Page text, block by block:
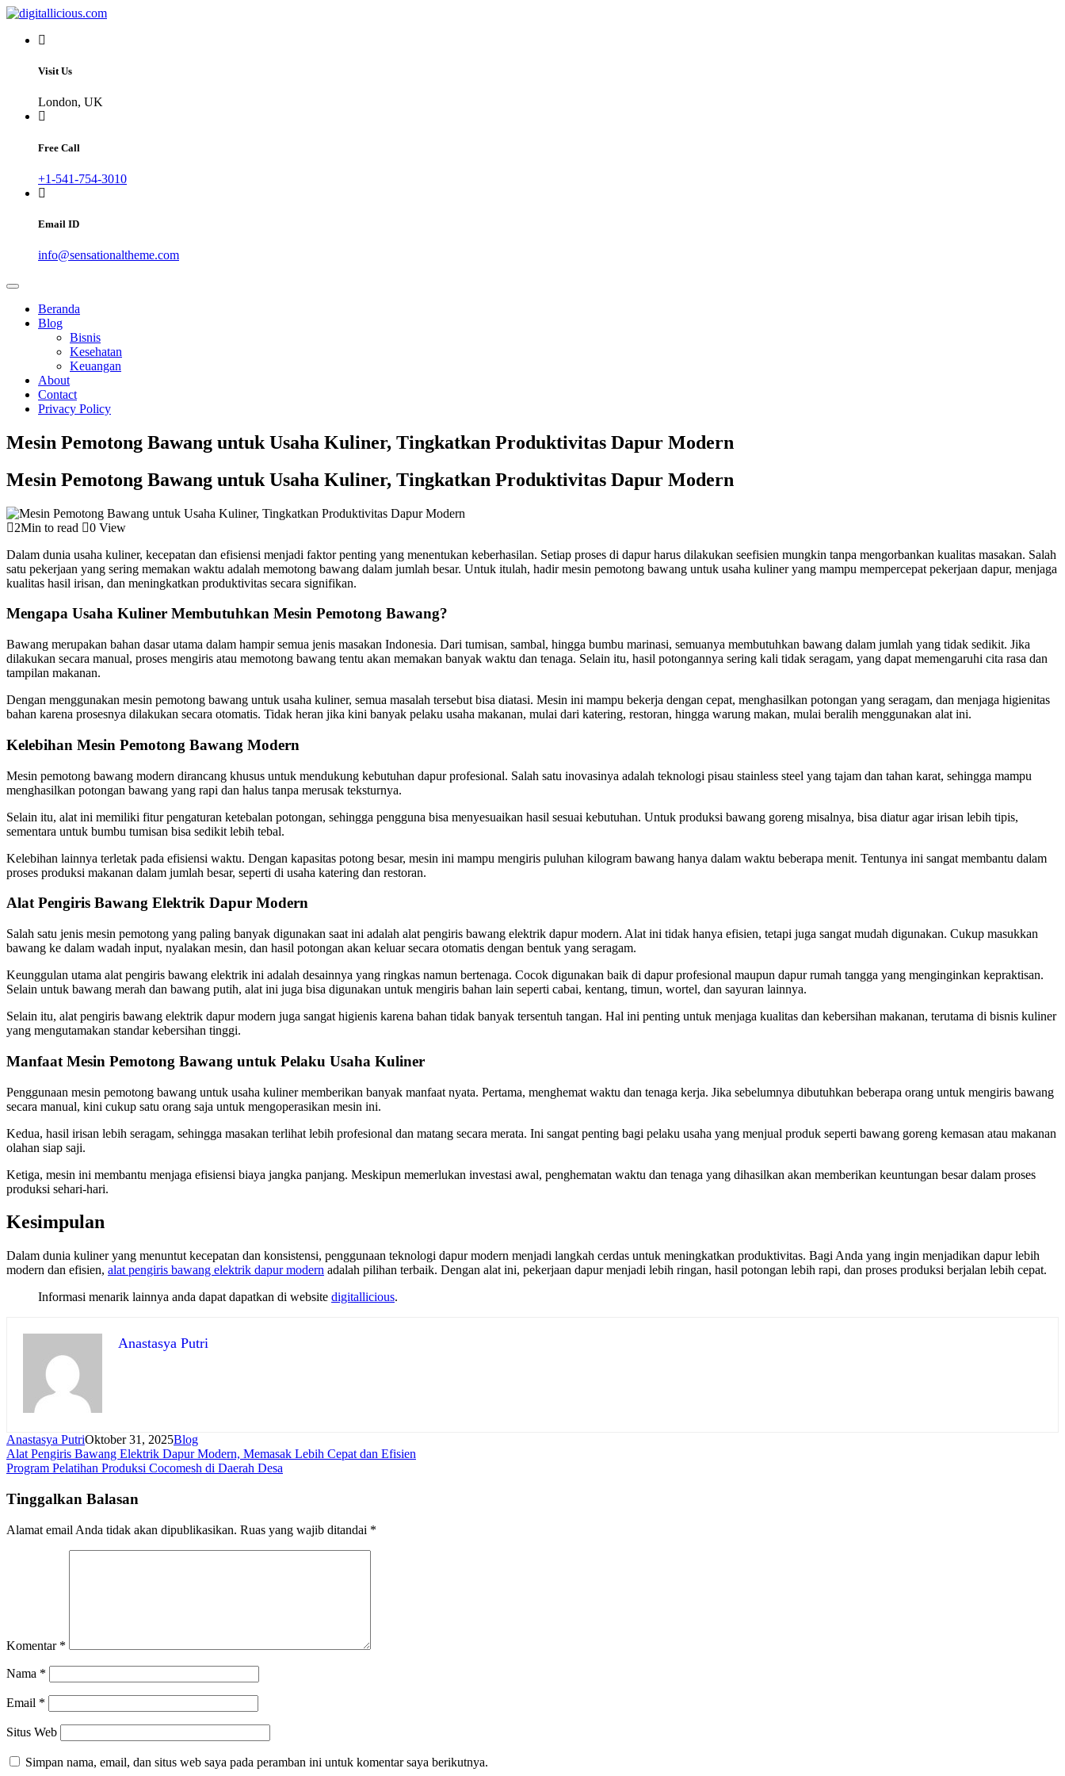
Skip
content
digitallicious.com
Sharing Digital Information
Visit Us
London, UK
Free Call
+1-541-754-3010
Email ID
info@sensationaltheme.com
Beranda
Blog
Bisnis
Kesehatan
Keuangan
About
Contact
Privacy Policy
Mesin Pemotong Bawang untuk Usaha Kuliner, Tingkatkan Produktivitas Dapur Modern
Mesin Pemotong Bawang untuk Usaha Kuliner, Tingkatkan Produktivitas Dapur Modern
2Min to read
0 View
Dalam dunia usaha kuliner, kecepatan dan efisiensi menjadi faktor penting yang menentukan keberhasilan. Setiap proses di dapur harus dilakukan seefisien mungkin tanpa mengorbankan kualitas masakan. Salah
satu pekerjaan yang sering memakan waktu adalah memotong bawang dalam jumlah besar. Untuk itulah, hadir mesin pemotong bawang untuk usaha kuliner yang mampu mempercepat pekerjaan dapur, menjaga
kualitas hasil irisan, dan meningkatkan produktivitas secara signifikan.
Mengapa Usaha Kuliner Membutuhkan Mesin Pemotong Bawang?
Bawang merupakan bahan dasar utama dalam hampir semua jenis masakan Indonesia. Dari tumisan, sambal, hingga bumbu marinasi, semuanya membutuhkan bawang dalam jumlah yang tidak sedikit. Jika
dilakukan secara manual, proses mengiris atau memotong bawang tentu akan memakan banyak waktu dan tenaga. Selain itu, hasil potongannya sering kali tidak seragam, yang dapat memengaruhi cita rasa dan
tampilan makanan.
Dengan menggunakan mesin pemotong bawang untuk usaha kuliner, semua masalah tersebut bisa diatasi. Mesin ini mampu bekerja dengan cepat, menghasilkan potongan yang seragam, dan menjaga higienitas
bahan karena prosesnya dilakukan secara otomatis. Tidak heran jika kini banyak pelaku usaha makanan, mulai dari katering, restoran, hingga warung makan, mulai beralih menggunakan alat ini.
Kelebihan Mesin Pemotong Bawang Modern
Mesin pemotong bawang modern dirancang khusus untuk mendukung kebutuhan dapur profesional. Salah satu inovasinya adalah teknologi pisau stainless steel yang tajam dan tahan karat, sehingga mampu
menghasilkan potongan bawang yang rapi dan halus tanpa merusak teksturnya.
Selain itu, alat ini memiliki fitur pengaturan ketebalan potongan, sehingga pengguna bisa menyesuaikan hasil sesuai kebutuhan. Untuk produksi bawang goreng misalnya, bisa diatur agar irisan lebih tipis,
sementara untuk bumbu tumisan bisa sedikit lebih tebal.
Kelebihan lainnya terletak pada efisiensi waktu. Dengan kapasitas potong besar, mesin ini mampu mengiris puluhan kilogram bawang hanya dalam waktu beberapa menit. Tentunya ini sangat membantu dalam
proses produksi makanan dalam jumlah besar, seperti di usaha katering dan restoran.
Alat Pengiris Bawang Elektrik Dapur Modern
Salah satu jenis mesin pemotong yang paling banyak digunakan saat ini adalah alat pengiris bawang elektrik dapur modern. Alat ini tidak hanya efisien, tetapi juga sangat mudah digunakan. Cukup masukkan
bawang ke dalam wadah input, nyalakan mesin, dan hasil potongan akan keluar secara otomatis dengan bentuk yang seragam.
Keunggulan utama alat pengiris bawang elektrik ini adalah desainnya yang ringkas namun bertenaga. Cocok digunakan baik di dapur profesional maupun dapur rumah tangga yang menginginkan kepraktisan.
Selain untuk bawang merah dan bawang putih, alat ini juga bisa digunakan untuk mengiris bahan lain seperti cabai, kentang, timun, wortel, dan sayuran lainnya.
Selain itu, alat pengiris bawang elektrik dapur modern juga sangat higienis karena bahan tidak banyak tersentuh tangan. Hal ini penting untuk menjaga kualitas dan kebersihan makanan, terutama di bisnis kuliner
yang mengutamakan standar kebersihan tinggi.
Manfaat Mesin Pemotong Bawang untuk Pelaku Usaha Kuliner
Penggunaan mesin pemotong bawang untuk usaha kuliner memberikan banyak manfaat nyata. Pertama, menghemat waktu dan tenaga kerja. Jika sebelumnya dibutuhkan beberapa orang untuk mengiris bawang
secara manual, kini cukup satu orang saja untuk mengoperasikan mesin ini.
Kedua, hasil irisan lebih seragam, sehingga masakan terlihat lebih profesional dan matang secara merata. Ini sangat penting bagi pelaku usaha yang menjual produk seperti bawang goreng kemasan atau makanan
olahan siap saji.
Ketiga, mesin ini membantu menjaga efisiensi biaya jangka panjang. Meskipun memerlukan investasi awal, penghematan waktu dan tenaga yang dihasilkan akan memberikan keuntungan besar dalam proses
produksi sehari-hari.
Kesimpulan
Dalam dunia kuliner yang menuntut kecepatan dan konsistensi, penggunaan teknologi dapur modern menjadi langkah cerdas untuk meningkatkan produktivitas. Bagi Anda yang ingin menjadikan dapur lebih
modern dan efisien, alat pengiris bawang elektrik dapur modern adalah pilihan terbaik. Dengan alat ini, pekerjaan dapur menjadi lebih ringan, hasil potongan lebih rapi, dan proses produksi berjalan lebih cepat.
Informasi menarik lainnya anda dapat dapatkan di website digitallicious.
Anastasya Putri
Anastasya PutriOktober 31, 2025Blog
Navigasi
pos
Alat Pengiris Bawang Elektrik Dapur Modern, Memasak Lebih Cepat dan Efisien
Program Pelatihan Produksi Cocomesh di Daerah Desa
Tinggalkan Balasan
Alamat email Anda tidak akan dipublikasikan. Ruas yang wajib ditandai *
Komentar *
Nama *
Email *
Situs Web
Simpan nama, email, dan situs web saya pada peramban ini untuk komentar saya berikutnya.